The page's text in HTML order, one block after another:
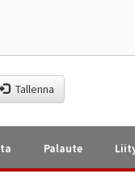
Tallenna
Palaute